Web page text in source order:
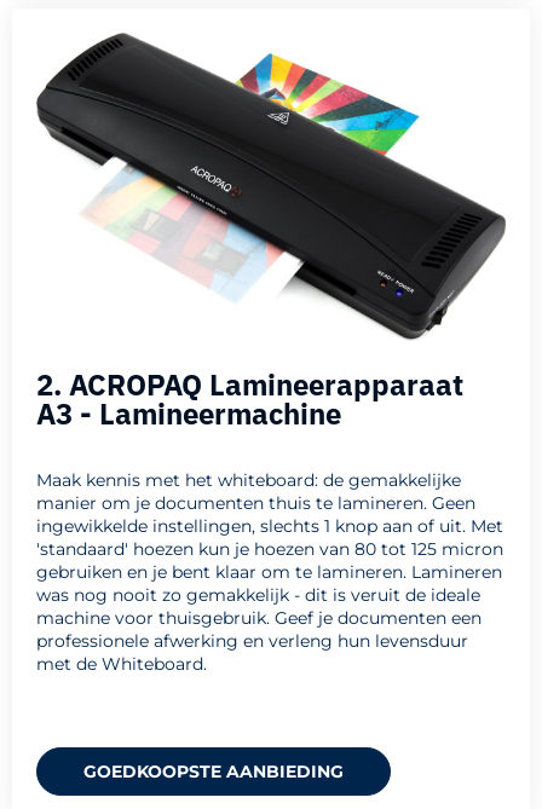
2. ACROPAQ Lamineerapparaat
A3 - Lamineermachine
Maak kennis met het whiteboard: de gemakkelijke
manier om je documenten thuis te lamineren. Geen
ingewikkelde instellingen, slechts 1 knop aan of uit. Met
'standaard' hoezen kun je hoezen van 80 tot 125 micron
gebruiken en je bent klaar om te lamineren. Lamineren
was nog nooit zo gemakkelijk - dit is veruit de ideale
machine voor thuisgebruik. Geef je documenten een
professionele afwerking en verleng hun levensduur
met de Whiteboard.
GOEDKOOPSTE AANBIEDING